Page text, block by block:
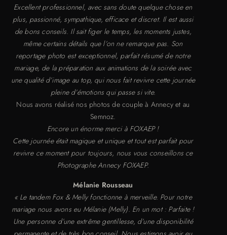
Excellent professionnel, avec sans doute quelque chose en
plus, passionné, sympathique, efficace et discret. Il est aussi
de bons conseils. Il sait figer le temps, les moments justes,
même certains détails que l’on ne remarque pas. Son
reportage photo est exceptionnel, parfait résumé de notre
mariage, de la préparation aux animations de la soirée avec
une qualité d’image au top, qui nous fait revivre cette journée
pleine d’émotions qui passe si vite.
Nous avons réalisé nos photos de couple à Annecy et au
Semnoz.
Encore un énorme merci à FOXAEP !
Cette journée était magique et unique et tout est parfait pour
revivre ce moment pour toujours, nous vous conseillons ce
Photographe Annecy FOXAEP.
Mélanie Rousseau
« Le tandem Fox & Melly fonctionne à merveille. Pour notre
mariage nous avons eu Mélanie (Melly). En un mot : Parfaite !
Une personne d’une extrême gentillesse, d’une disponibilité